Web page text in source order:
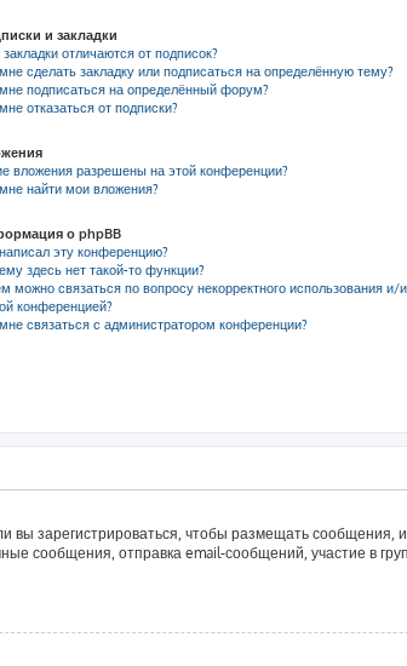
и закладки
отличаются от подписок?
сделать закладку или подписаться на определённую тему?
подписаться на определённый форум?
отказаться от подписки?
вложения разрешены на этой конференции?
найти мои вложения?
о phpBB
эту конференцию?
здесь нет такой-то функции?
можно связаться по вопросу некорректного использования
конференцией?
связаться с администратором конференции?
зарегистрироваться, чтобы размещать сообщения,
сообщения, отправка email-сообщений, участие в